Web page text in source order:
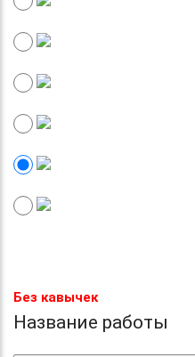
Без кавычек
Название работы